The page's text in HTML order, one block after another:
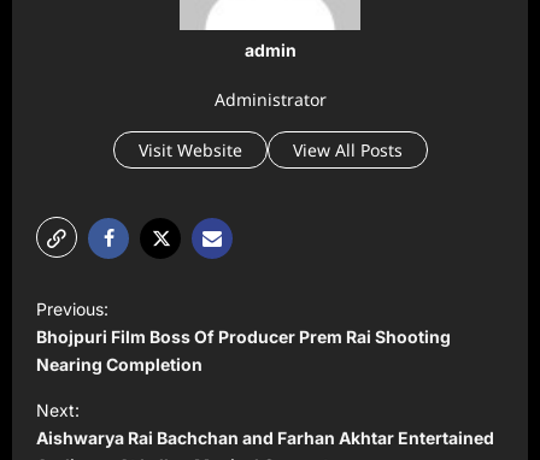
admin
Administrator
Visit Website View All Posts
o
s
t
n
Previous:
Bhojpuri Film Boss Of Producer Prem Rai Shooting
Nearing Completion
Next:
Aishwarya Rai Bachchan and Farhan Akhtar Entertained